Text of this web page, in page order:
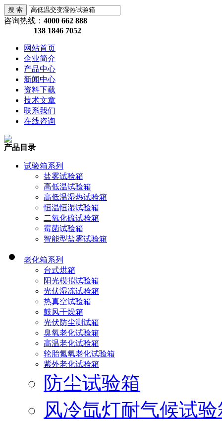
咨询热线： 4000 662 888
138 1846 7052
网站首页
企业简介
产品中心
新闻中心
资料下载
技术文章
联系我们
在线咨询
产品目录
试验箱系列
盐雾试验箱
高低温试验箱
高低温湿热试验箱
恒温恒湿试验箱
二氧化硫试验箱
霉菌试验箱
智能型盐雾试验箱
老化箱系列
台式烘箱
阳光模拟试验箱
光伏湿冻试验箱
热真空试验箱
鼓风干燥箱
光伏防尘测试箱
臭氧老化试验箱
高温老化试验箱
轮胎氮氧老化试验箱
紫外老化试验箱
防尘试验箱
风冷氙灯耐气候试